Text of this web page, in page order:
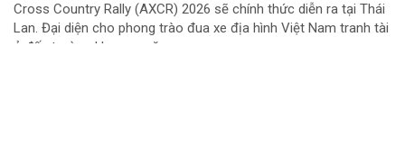
Cross Country Rally (AXCR) 2026 sẽ chính thức diễn ra tại Thái
Lan. Đại diện cho phong trào đua xe địa hình Việt Nam tranh tài
ở đấu trường khu vực năm...